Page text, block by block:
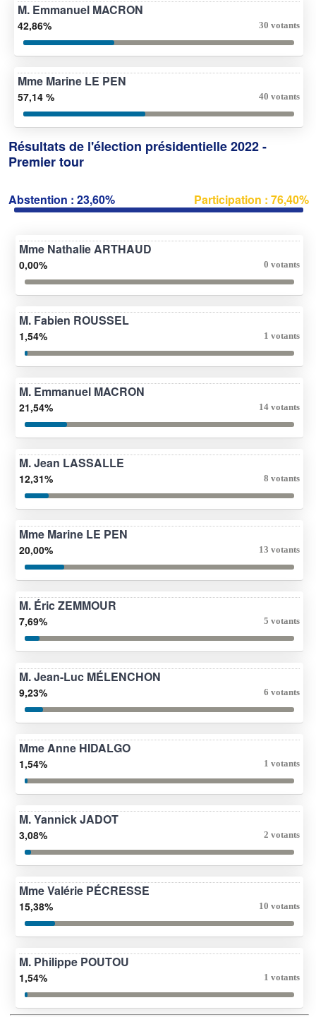
M. Emmanuel MACRON
42,86% 30 votants
Mme Marine LE PEN
57,14 % 40 votants
Résultats de l'élection présidentielle 2022 -
Premier tour
Abstention : 23,60% Participation : 76,40%
Mme Nathalie ARTHAUD
0,00% 0 votants
M. Fabien ROUSSEL
1,54% 1 votants
M. Emmanuel MACRON
21,54% 14 votants
M. Jean LASSALLE
12,31% 8 votants
Mme Marine LE PEN
20,00% 13 votants
M. Éric ZEMMOUR
7,69% 5 votants
M. Jean-Luc MÉLENCHON
9,23% 6 votants
Mme Anne HIDALGO
1,54% 1 votants
M. Yannick JADOT
3,08% 2 votants
Mme Valérie PÉCRESSE
15,38% 10 votants
M. Philippe POUTOU
1,54% 1 votants